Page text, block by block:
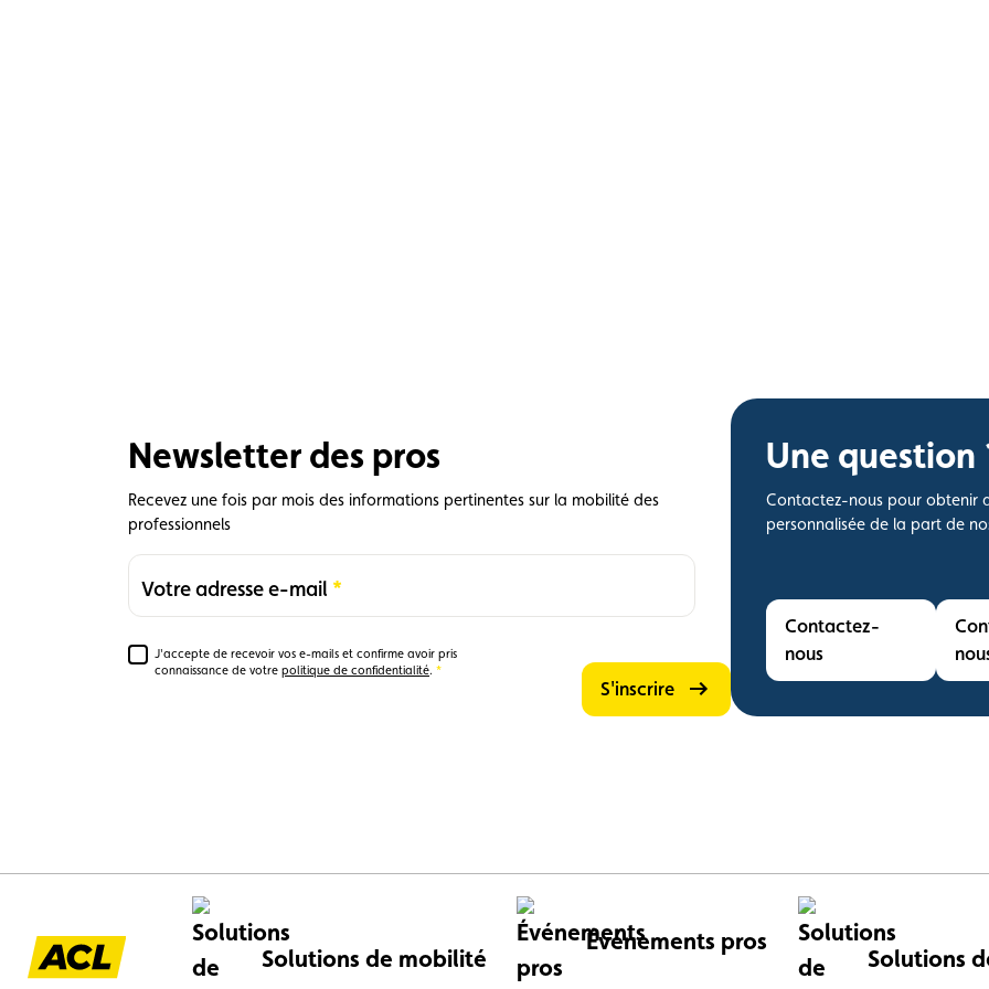
Newsletter des pros
Recevez une fois par mois des informations pertinentes sur la mobilité des
professionnels
Votre adresse e-mail
Required
J'accepte de recevoir vos e-mails et confirme avoir pris
connaissance de votre politique de confidentialité.
Required
S'inscrire
Une question
Contactez-nous pour obtenir
personnalisée de la part de
Contactez-
nous
Contactez-
Solutions de mobilité
Événements pros
Solutions